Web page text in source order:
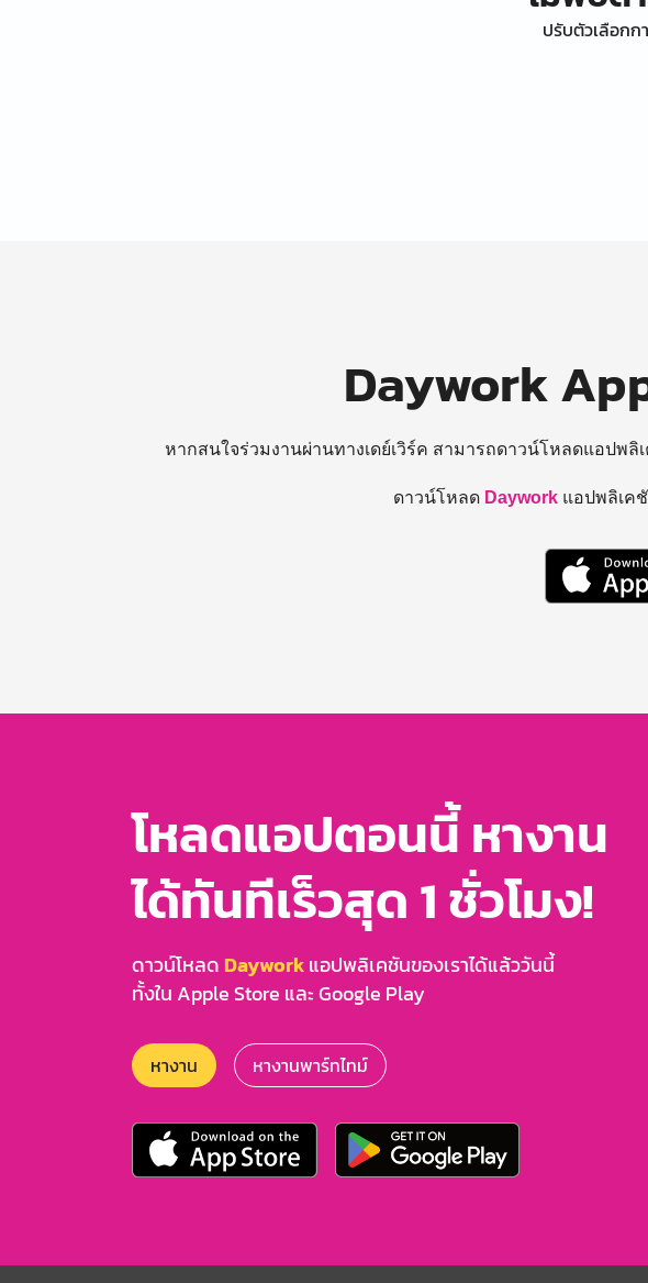
ปรับตัวเลือกก
Daywork
หากสนใจร่วมงานผ่านทางเดย์เวิร์ค สามารถดาวน์โหลดแอปพลิ
ดาวน์โหลด Daywork แอปพลิเค
โหลดแอปตอนนี้ หางาน
ได้ทันทีเร็วสุด 1 ชั่วโมง!
ดาวน์โหลด Dayworkแอปพลิเคชันของเราได้แล้ววันนี้
ทั้งใน Apple Store และ Google Play
หางาน หางานพาร์ทไทม์